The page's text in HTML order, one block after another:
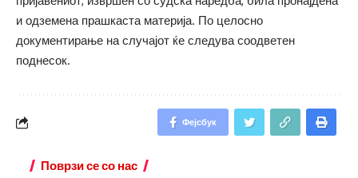
и одземена прашкаста материја. По целосно
документирање на случајот ќе следува соодветен
поднесок.
Фејсбук
Поврзи се со нас